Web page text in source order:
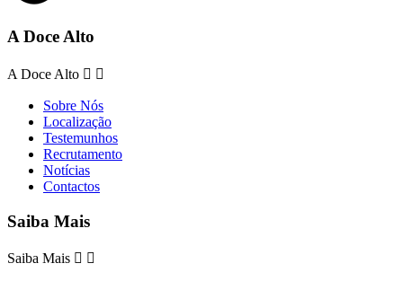
A Doce Alto
A Doce Alto  
Sobre Nós
Localização
Testemunhos
Recrutamento
Notícias
Contactos
Saiba Mais
Saiba Mais  